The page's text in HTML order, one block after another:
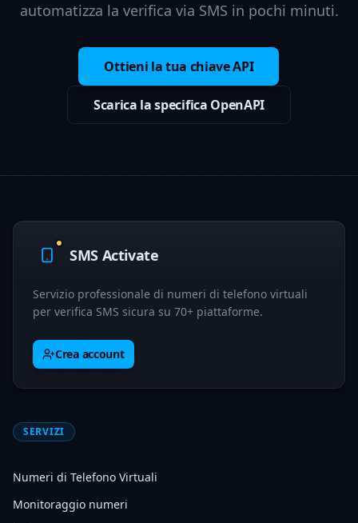
automatizza la verifica via SMS in pochi minuti.
Ottieni la tua chiave API
Scarica la specifica OpenAPI
SMS Activate
Servizio professionale di numeri di telefono virtuali
per verifica SMS sicura su 70+ piattaforme.
Crea account
SERVIZI
Numeri di Telefono Virtuali
Monitoraggio numeri